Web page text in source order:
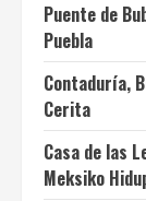
Puente de
Puebla
Contaduría,
Cerita
Casa de las
Meksiko